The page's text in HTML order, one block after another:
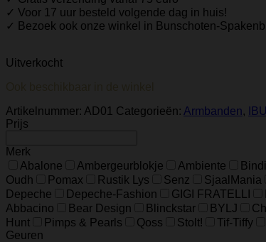
✓ Voor 17 uur besteld volgende dag in huis!
✓ Bezoek ook onze winkel in Bunschoten-
Uitverkocht
Artikelnummer: AD01 Categorieën: Armbanden,
Prijs
Merk
Abalone
Ambergeurblokje Ambiente Bindi
Oudh
Pomax Rustik Lys Senz SjaalMania
Depeche
Depeche-Fashion GIGI FRATELLI
Abbacino
Bear Design Blinckstar BYLJ
Hunt
Pimps & Pearls Qoss Stolt! Tif-Tiffy
Geuren